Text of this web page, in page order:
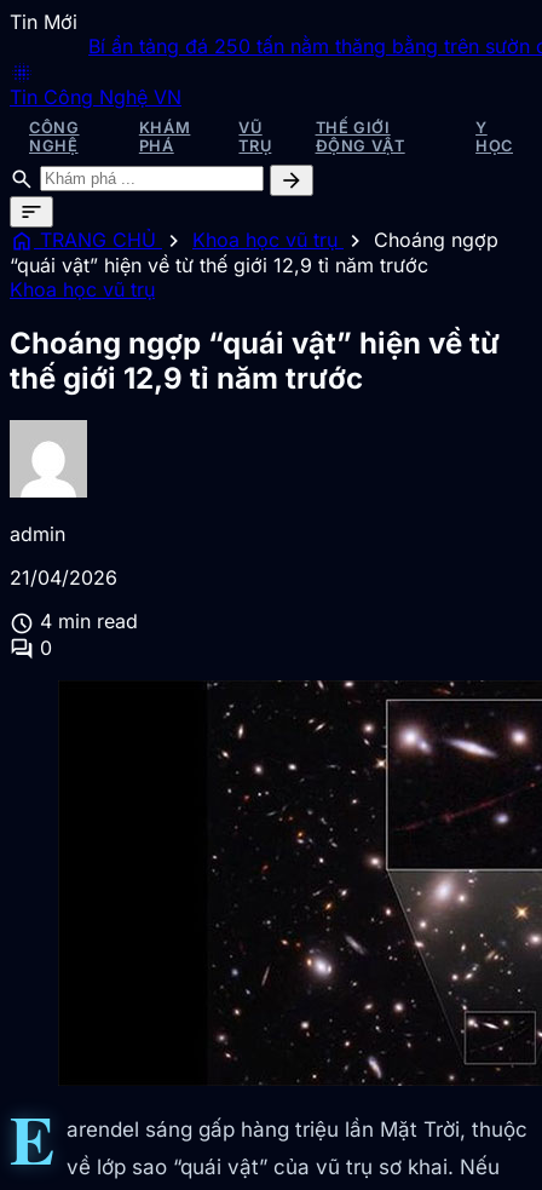
Tin Mới
Bí ẩn tảng đá 250 tấn nằm thăng bằng trên sườn
blur_on
Tin Công Nghệ VN
CÔNG
NGHỆ
KHÁM
PHÁ
VŨ
TRỤ
THẾ GIỚI
ĐỘNG VẬT
Y
HỌC
search
arrow_forward
sort
home TRANG CHỦ chevron_right Khoa học vũ trụ chevron_right
Choáng ngợp
“quái vật” hiện về từ thế giới 12,9 tỉ năm trước
Khoa học vũ trụ
Choáng ngợp “quái vật” hiện về từ
thế giới 12,9 tỉ năm trước
admin
21/04/2026
schedule 4 min read
forum 0
E arendel sáng gấp hàng triệu lần Mặt Trời, thuộc
về lớp sao “quái vật” của vũ trụ sơ khai. Nếu